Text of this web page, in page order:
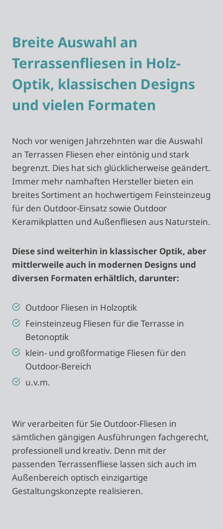
Breite Auswahl an
Terrassenfliesen in Holz-
Optik, klassischen Designs
und vielen Formaten
Noch vor wenigen Jahrzehnten war die Auswahl
an Terrassen Fliesen eher eintönig und stark
begrenzt. Dies hat sich glücklicherweise geändert.
Immer mehr namhaften Hersteller bieten ein
breites Sortiment an hochwertigem Feinsteinzeug
für den Outdoor-Einsatz sowie Outdoor
Keramikplatten und Außenfliesen aus Naturstein.
Diese sind weiterhin in klassischer Optik, aber
mittlerweile auch in modernen Designs und
diversen Formaten erhältlich, darunter:
Outdoor Fliesen in Holzoptik
Feinsteinzeug Fliesen für die Terrasse in
Betonoptik
klein- und großformatige Fliesen für den
Outdoor-Bereich
u.v.m.
Wir verarbeiten für Sie Outdoor-Fliesen in
sämtlichen gängigen Ausführungen fachgerecht,
professionell und kreativ. Denn mit der
passenden Terrassenfliese lassen sich auch im
Außenbereich optisch einzigartige
Gestaltungskonzepte realisieren.